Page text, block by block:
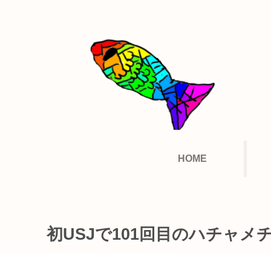
HOME
初USJで101回目のハチャメ